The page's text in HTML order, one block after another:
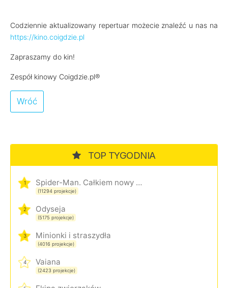
Codziennie aktualizowany repertuar możecie znaleźć u nas na
https://kino.coigdzie.pl
Zapraszamy do kin!
Zespół kinowy Coigdzie.pl®
Wróć
TOP TYGODNIA
1 Spider-Man. Całkiem nowy dzień
(11294 projekcje)
2 Odyseja
(5175 projekcje)
3 Minionki i straszydła
(4016 projekcje)
4 Vaiana
(2423 projekcje)